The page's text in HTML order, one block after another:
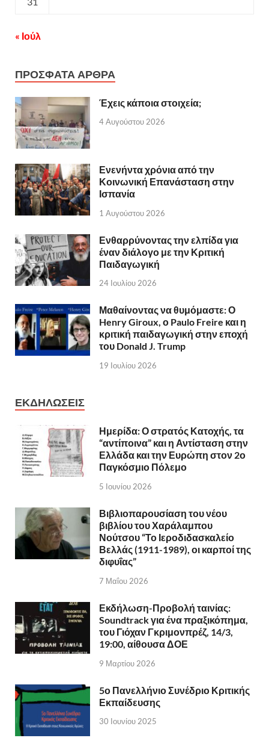
« Ιούλ
ΠΡΟΣΦΑΤΑ ΑΡΘΡΑ
Έχεις κάποια στοιχεία;
4 Αυγούστου 2026
Ενενήντα χρόνια από την
Κοινωνική Επανάσταση στην
Ισπανία
1 Αυγούστου 2026
Ενθαρρύνοντας την ελπίδα για
έναν διάλογο με την Κριτική
Παιδαγωγική
24 Ιουλίου 2026
Μαθαίνοντας να θυμόμαστε: Ο
Henry Giroux, ο Paulo Freire και η
κριτική παιδαγωγική στην εποχή
του Donald J. Trump
19 Ιουλίου 2026
ΕΚΔΗΛΩΣΕΙΣ
Ημερίδα: Ο στρατός Κατοχής, τα
“αντίποινα” και η Αντίσταση στην
Ελλάδα και την Ευρώπη στον 2ο
Παγκόσμιο Πόλεμο
5 Ιουνίου 2026
Βιβλιοπαρουσίαση του νέου
βιβλίου του Χαράλαμπου
Νούτσου “Το Ιεροδιδασκαλείο
Βελλάς (1911-1989), οι καρποί της
διφυΐας”
7 Μαΐου 2026
Εκδήλωση-Προβολή ταινίας:
Soundtrack για ένα πραξικόπημα,
του Γιόχαν Γκριμονπρέζ, 14/3,
19:00, αίθουσα ΔΟΕ
9 Μαρτίου 2026
5ο Πανελλήνιο Συνέδριο Κριτικής
Εκπαίδευσης
30 Ιουνίου 2025